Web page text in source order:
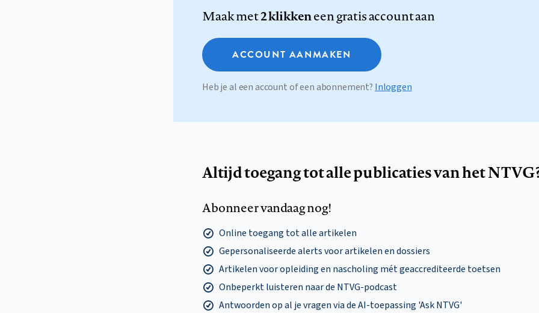
Maak met2 klikkeneen gratis account aan
ACCOUNT AANMAKEN
Heb je al een account of een abonnement? Inloggen
Altijd toegang tot alle publicaties van het
Abonneer vandaag nog!
Online toegang tot alle artikelen
Gepersonaliseerde alerts voor artikelen en dossiers
Artikelen voor opleiding en nascholing mét geaccrediteerde toetsen
Onbeperkt luisteren naar de NTVG-podcast
Antwoorden op al je vragen via de AI-toepassing 'Ask NTVG'